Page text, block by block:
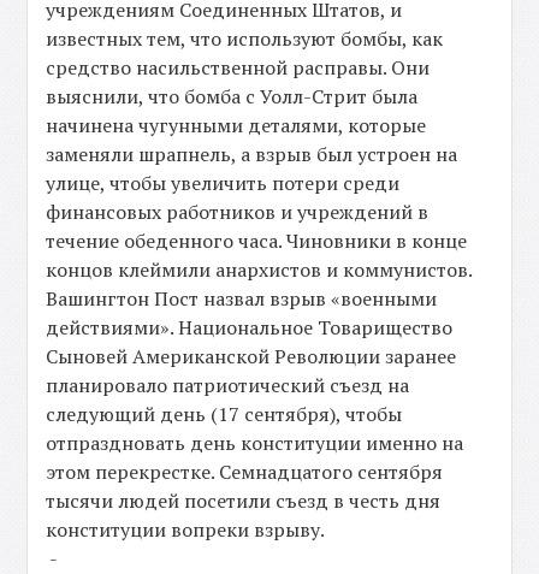
учреждениям Соединенных Штатов, и
известных тем, что используют бомбы, как
средство насильственной расправы. Они
выяснили, что бомба с Уолл-Стрит была
начинена чугунными деталями, которые
заменяли шрапнель, а взрыв был устроен на
улице, чтобы увеличить потери среди
финансовых работников и учреждений в
течение обеденного часа. Чиновники в конце
концов клеймили анархистов и коммунистов.
Вашингтон Пост назвал взрыв «военными
действиями». Национальное Товарищество
Сыновей Американской Революции заранее
планировало патриотический съезд на
следующий день (17 сентября), чтобы
отпраздновать день конституции именно на
этом перекрестке. Семнадцатого сентября
тысячи людей посетили съезд в честь дня
конституции вопреки взрыву.
-